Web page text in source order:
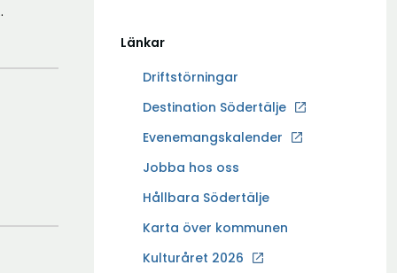
Länkar
Driftstörningar
Destination Södertälje
Ö
p
n
a
y
Evenemangskalender
Jobba hos oss
Ö
p
n
a
Hållbara Södertälje
Karta över kommunen
Kulturåret 2026